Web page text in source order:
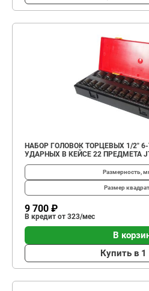
НАБОР ГОЛОВОК ТОРЦЕВЫХ 1/2"
УДАРНЫХ В КЕЙСЕ 22 ПРЕДМЕТА
Размерность,
Размер
9 700 ₽
В кредит от 323/мес
В
Купить в 1